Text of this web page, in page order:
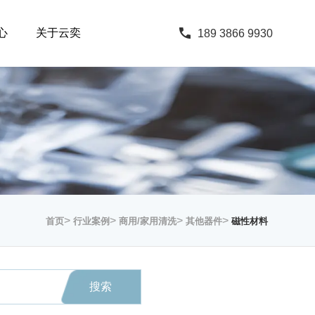
关于云奕 189 3866 9930
首页> 行业案例> 商用/家用清洗> 其他器件> 磁性材料
搜索